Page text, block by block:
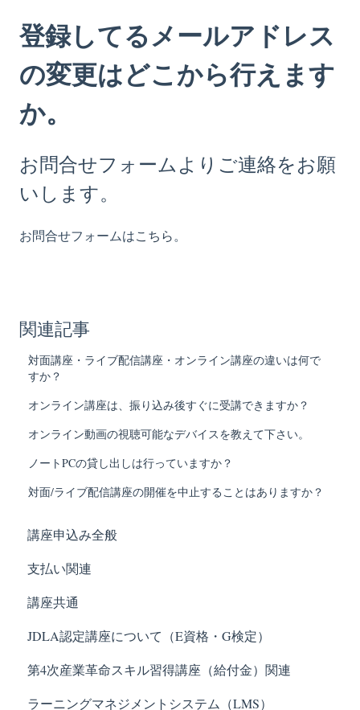
登録してるメールアドレス
の変更はどこから行えます
か。
お問合せフォームよりご連絡をお願
いします。
お問合せフォームはこちら 。
関連記事
対面講座・ライブ配信講座・オンライン講座の違いは何で
すか？
オンライン講座は、振り込み後すぐに受講できますか？
オンライン動画の視聴可能なデバイスを教えて下さい。
ノートPCの貸し出しは行っていますか？
対面/ライブ配信講座の開催を中止することはありますか？
講座申込み全般
支払い関連
講座共通
JDLA認定講座について（E資格・G検定）
第4次産業革命スキル習得講座（給付金）関連
ラーニングマネジメントシステム（LMS）